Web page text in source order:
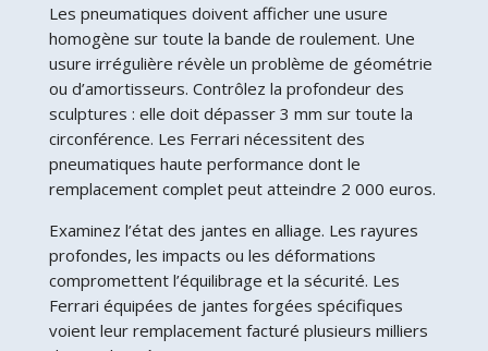
Les pneumatiques doivent afficher une usure
homogène sur toute la bande de roulement. Une
usure irrégulière révèle un problème de géométrie
ou d’amortisseurs. Contrôlez la profondeur des
sculptures : elle doit dépasser 3 mm sur toute la
circonférence. Les Ferrari nécessitent des
pneumatiques haute performance dont le
remplacement complet peut atteindre 2 000 euros.
Examinez l’état des jantes en alliage. Les rayures
profondes, les impacts ou les déformations
compromettent l’équilibrage et la sécurité. Les
Ferrari équipées de jantes forgées spécifiques
voient leur remplacement facturé plusieurs milliers